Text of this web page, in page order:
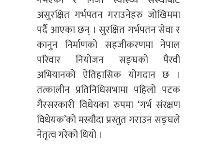
असुरक्षित गर्भपतन गराउनेहरु जोखिममा
पर्दै आएका छन् । सुरक्षित गर्भपतन सेवा र
कानुन निर्माणको सहजीकरणमा नेपाल
परिवार नियोजन सङ्घको पैरवी
अभियानको ऐतिहासिक योगदान छ ।
तत्कालीन प्रतिनिधिसभामा पहिलो पटक
गैरसरकारी विधेयका रुपमा ‘गर्भ संरक्षण
विधेयक’को मस्यौदा प्रस्तुत गराउन सङ्घले
नेतृत्व गरेको थियो ।